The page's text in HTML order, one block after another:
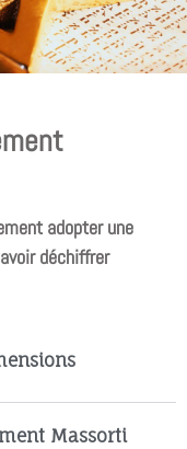
adopter une
déchiffrer
Massorti